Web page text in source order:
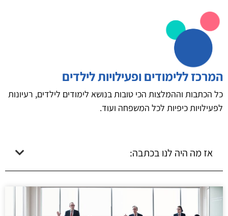
המרכז ללימודים ופעילויות לילדים
כל הכתבות וההמלצות הכי טובות בנושא לימודים לילדים, רעיונות
לפעילויות כיפיות לכל המשפחה ועוד.
אז מה היה לנו בכתבה: